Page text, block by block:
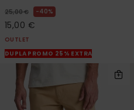
25,00 € 40%
15,00 €
OUTLET
DUPLA PROMO 25% EXTRA